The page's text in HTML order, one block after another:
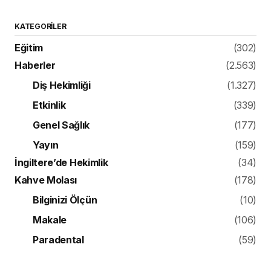
KATEGORILER
Eğitim
(302)
Haberler
(2.563)
Diş Hekimliği
(1.327)
Etkinlik
(339)
Genel Sağlık
(177)
Yayın
(159)
İngiltere’de Hekimlik
(34)
Kahve Molası
(178)
Bilginizi Ölçün
(10)
Makale
(106)
Paradental
(59)